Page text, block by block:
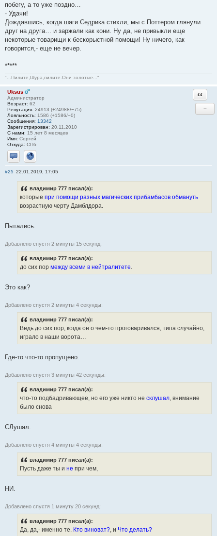
побегу, а то уже поздно…
- Удачи!
Дождавшись, когда шаги Седрика стихли, мы с Поттером глянули
друг на друга… и заржали как кони. Ну да, не привыкли еще
некоторые товарищи к бескорыстной помощи! Ну ничего, как
говорится,- еще не вечер.
*****
"...Пилите,Шура,пилите.Они золотые..."
Uksus
Администратор
Возраст: 62
Репутация: 24913 (+24988/−75)
Лояльность: 1586 (+1586/−0)
Сообщения: 13342
Зарегистрирован: 20.11.2010
С нами: 15 лет 8 месяцев
Имя: Сергей
Откуда: СПб
Отправить личное сообщение
Сайт
−
#25 22.01.2019, 17:05
владимир 777 писал(а):
которые при помощи разных магических прибамбасов обмануть
возрастную черту Дамблдора.
Пытались.
Добавлено спустя 2 минуты 15 секунд:
владимир 777 писал(а):
до сих пор между всеми в нейтралитете.
Это как?
Добавлено спустя 2 минуты 4 секунды:
владимир 777 писал(а):
Ведь до сих пор, когда он о чем-то проговаривался, типа случайно,
играло в наши ворота…
Где-то что-то пропущено.
Добавлено спустя 3 минуты 42 секунды:
владимир 777 писал(а):
что-то подбадривающее, но его уже никто не склушал, внимание
было снова
СЛушал.
Добавлено спустя 4 минуты 4 секунды:
владимир 777 писал(а):
Пусть даже ты и не при чем,
НИ.
Добавлено спустя 1 минуту 20 секунд:
владимир 777 писал(а):
Да, да,- именно те. Кто виноват? , и Что делать?